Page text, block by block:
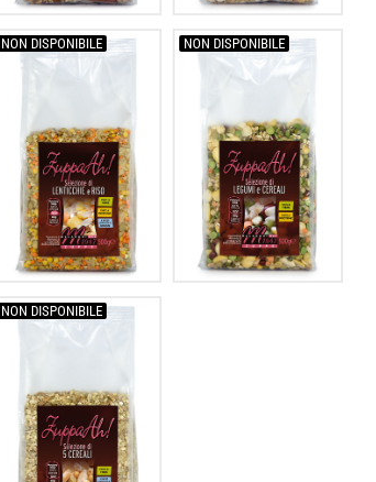
NON DISPONIBILE NON DISPONIBILE
NON DISPONIBILE